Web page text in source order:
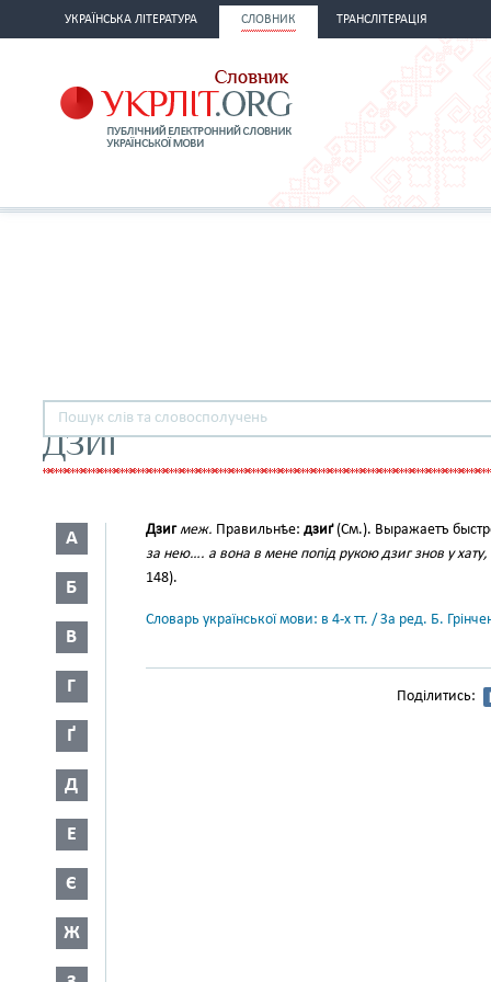
УКРАЇНСЬКА ЛІТЕРАТУРА СЛОВНИК ТРАНСЛІТЕРАЦІЯ
ДЗИГ
А
Б
В
Г
Ґ
Д
Е
Є
Ж
Дзиг меж. Правильнѣе: дзиґ(См.). Выражаетъ
за нею…. а вона в мене попід рукою дзиг знов у хату,
148).
Словарь української мови: в 4-х тт. / За ред. Б.
Поділитись: